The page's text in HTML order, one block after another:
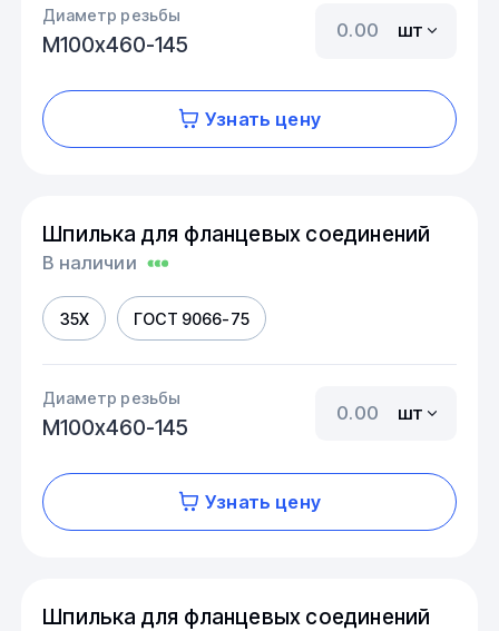
Диаметр резьбы
М100х460-145
шт
Узнать цену
Шпилька для фланцевых соединений
В наличии
35Х ГОСТ 9066-75
Диаметр резьбы
М100х460-145
шт
Узнать цену
Шпилька для фланцевых соединений